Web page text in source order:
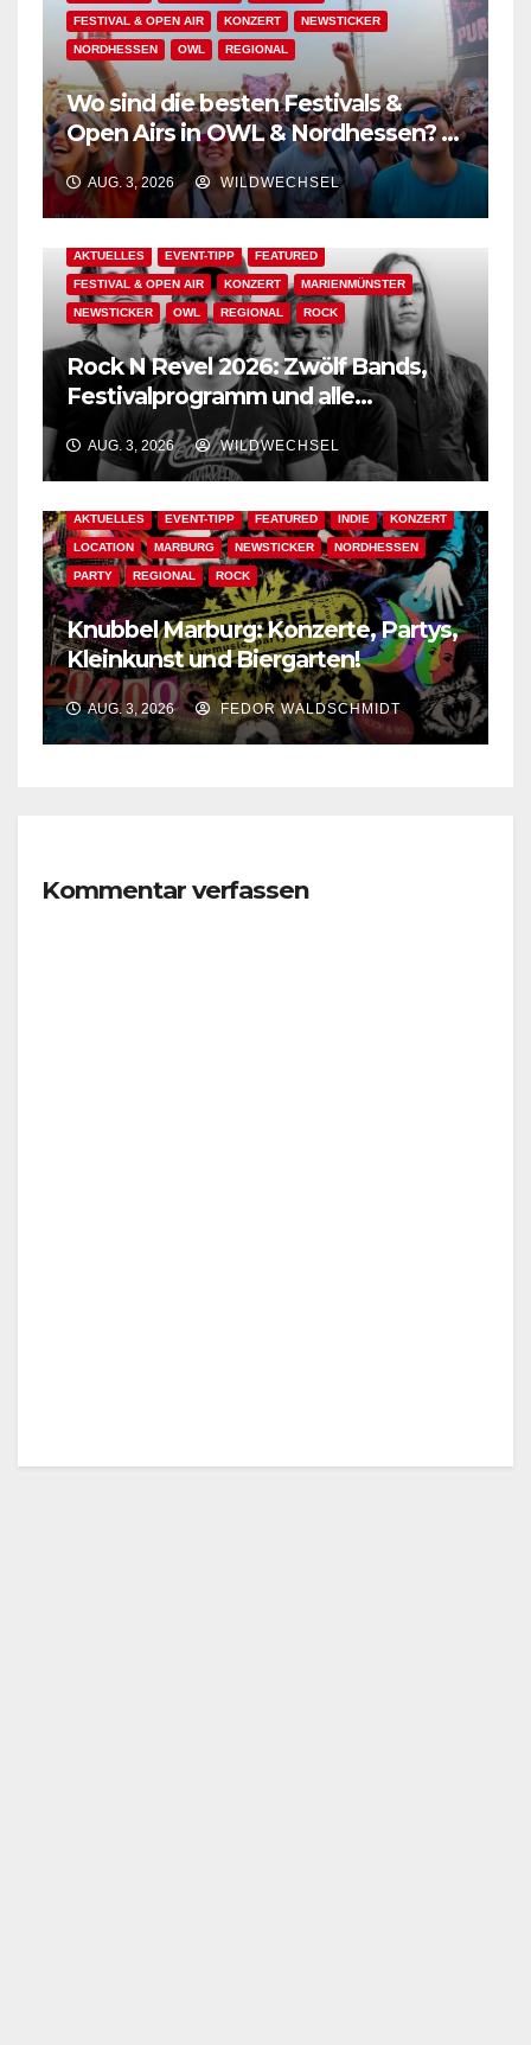
FESTIVAL & OPEN AIR KONZERT NEWSTICKER
NORDHESSEN OWL REGIONAL
Wo sind die besten Festivals &
Open Airs in OWL & Nordhessen? –
Der Ww-Festival-Planer!
AUG. 3, 2026 WILDWECHSEL
AKTUELLES EVENT-TIPP FEATURED
FESTIVAL & OPEN AIR KONZERT MARIENMÜNSTER
NEWSTICKER OWL REGIONAL ROCK
Rock N Revel 2026: Zwölf Bands,
Festivalprogramm und alle
wichtigen Informationen!
AUG. 3, 2026 WILDWECHSEL
AKTUELLES EVENT-TIPP FEATURED INDIE KONZERT
LOCATION MARBURG NEWSTICKER NORDHESSEN
PARTY REGIONAL ROCK
Knubbel Marburg: Konzerte, Partys,
Kleinkunst und Biergarten!
AUG. 3, 2026 FEDOR WALDSCHMIDT
Kommentar verfassen